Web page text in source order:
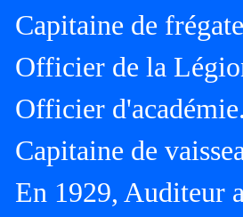
Capitaine de
Officier de la
Officier
Capitaine de
En 1929, Auditeur